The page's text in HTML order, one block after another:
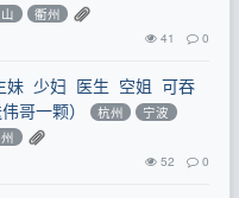
衢州
41 0
妹 少妇 医生 空姐 可吞
哥一颗）
杭州
宁波
52 0